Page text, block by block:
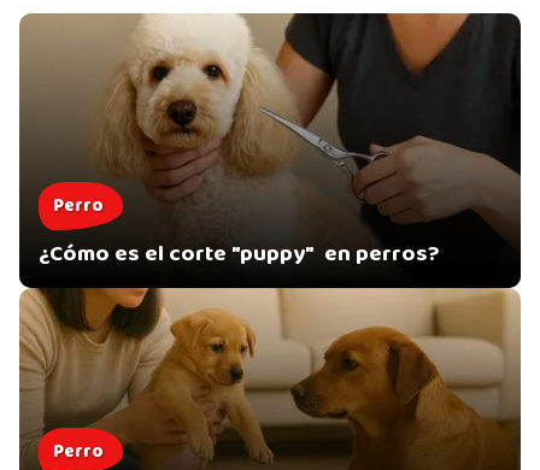
Perro
¿Cómo es el corte "puppy" en perros?
Perro